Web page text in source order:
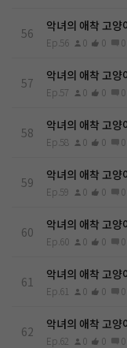
56 악녀의 애착 고
Ep.56 0 0 0
57 악녀의 애착 고
Ep.57 0 0 0
58 악녀의 애착 고
Ep.58 0 0 0
59 악녀의 애착 고
Ep.59 0 0 0
60 악녀의 애착 고
Ep.60 0 0 0
61 악녀의 애착 고
Ep.61 0 0 0
62 악녀의 애착 고
Ep.62 0 0 0